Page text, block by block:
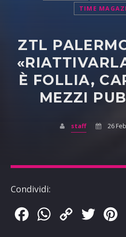
TIME
ZTL
È FOLLIA,
MEZZI
staff 26
Condividi:
FacebookWhatsApp
Copy
Twitter